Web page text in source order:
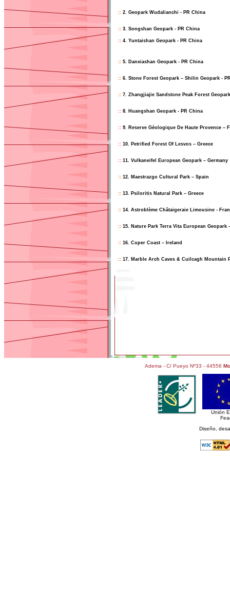
:: 2. Geopark Wudalianchi - PR China
:: 3. Songshan Geopark - PR China
:: 4. Yuntaishan Geopark - PR China
:: 5. Danxiashan Geopark - PR China
:: 6. Stone Forest Geopark – Shilin Geopark -
:: 7. Zhangjiajie Sandstone Peak Forest
:: 8. Huangshan Geopark - PR China
:: 9. Reserve Géologique De Haute Provence –
:: 10. Petrified Forest Of Lesvos – Greece
:: 11. Vulkaneifel European Geopark – Germany
:: 12. Maestrazgo Cultural Park – Spain
:: 13. Psiloritis Natural Park – Greece
:: 14. Astroblème Châtaigeraie Limousine -
:: 15. Nature Park Terra Vita European Geopark
:: 16. Coper Coast – Ireland
:: 17. Marble Arch Caves & Cuilcagh Mountain
Adema - C/ Pueyo Nº33 - 44556
Unión
Diseño,